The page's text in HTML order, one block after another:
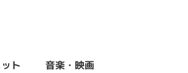
ト 音楽・映画